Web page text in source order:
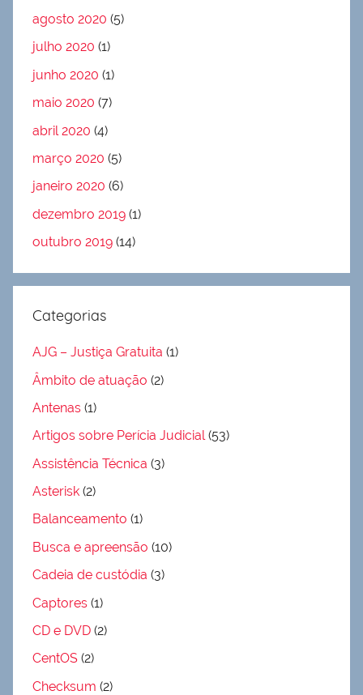
agosto 2020 (5)
julho 2020 (1)
junho 2020 (1)
maio 2020 (7)
abril 2020 (4)
março 2020 (5)
janeiro 2020 (6)
dezembro 2019 (1)
outubro 2019 (14)
Categorias
AJG – Justiça Gratuita (1)
Âmbito de atuação (2)
Antenas (1)
Artigos sobre Perícia Judicial(53)
Assistência Técnica (3)
Asterisk (2)
Balanceamento (1)
Busca e apreensão (10)
Cadeia de custódia (3)
Captores (1)
CD e DVD (2)
CentOS (2)
Checksum (2)